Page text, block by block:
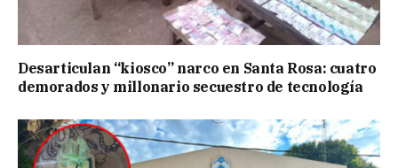
Desarticulan “kiosco” narco en Santa Rosa: cuatro
demorados y millonario secuestro de tecnología